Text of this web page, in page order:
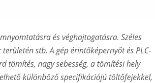
és véghajtogatásra. Széles
stb. A gép érintőképernyőt és PLC-
tömítés, nagy sebesség, a tömítési hely
különböző specifikációjú töltőfejekkel,